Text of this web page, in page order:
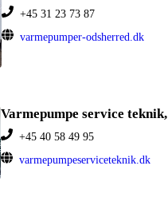
+45 31 23 73 87
varmepumper-odsherred.dk
Varmepumpe service teknik,
+45 40 58 49 95
varmepumpeserviceteknik.dk